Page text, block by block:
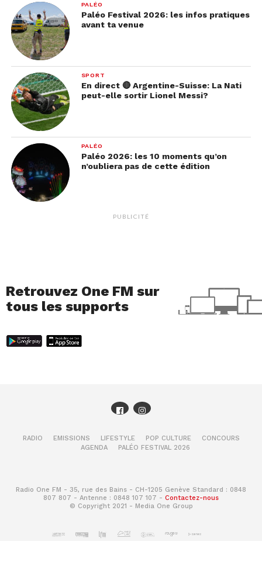
PALÉO
Paléo Festival 2026: les infos pratiques
avant ta venue
SPORT
En direct 🔴 Argentine-Suisse: La Nati
peut-elle sortir Lionel Messi?
PALÉO
Paléo 2026: les 10 moments qu’on
n’oubliera pas de cette édition
PUBLICITÉ
Retrouvez One FM sur
tous les supports
RADIO EMISSIONS LIFESTYLE POP CULTURE
CONCOURS
AGENDA
PALÉO FESTIVAL 2026
Radio One FM - 35, rue des Bains - CH-1205 Genève Standard : 0848
807 807 - Antenne : 0848 107 107 - Contactez-nous
© Copyright 2021 - Media One Group